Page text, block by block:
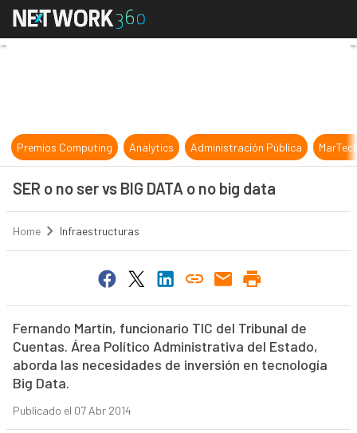
SER o no ser vs BIG DATA o no big
Premios Computing Analytics Administración Pública
SER o no ser vs BIG DATA o no big data
Home Infraestructuras
Fernando Martín, funcionario TIC del Tribunal de
Cuentas. Área Político Administrativa del Estado,
aborda las necesidades de inversión en tecnología
Big Data.
Publicado el 07 Abr 2014